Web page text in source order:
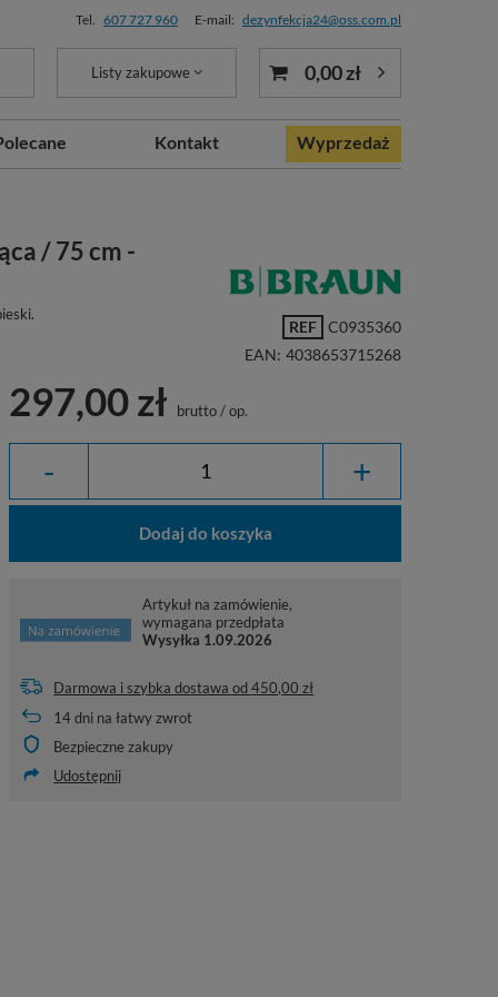
Tel. 607 727 960 E-mail: dezynfekcja24@oss.com.pl
Listy zakupowe 0,00 zł
Kontakt Wyprzedaż
/ 75 cm -
REF C0935360
EAN: 4038653715268
297,00 zł brutto/op.
- +
Dodaj do koszyka
Artykuł na zamówienie,
wymagana przedpłata
Wysyłka 1.09.2026
Darmowa i szybka dostawa od450,00 zł
14dni na łatwy zwrot
Bezpieczne zakupy
Udostępnij